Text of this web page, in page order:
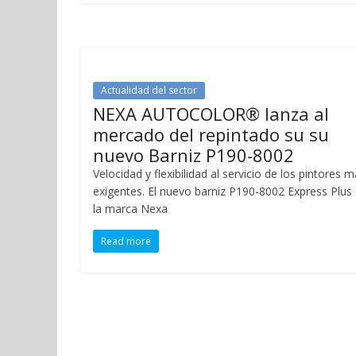
Actualidad del sector
NEXA AUTOCOLOR® lanza al
mercado del repintado su su
nuevo Barniz P190-8002
Velocidad y flexibilidad al servicio de los pintores
exigentes. El nuevo barniz P190-8002 Express Plus
la marca Nexa
Read more